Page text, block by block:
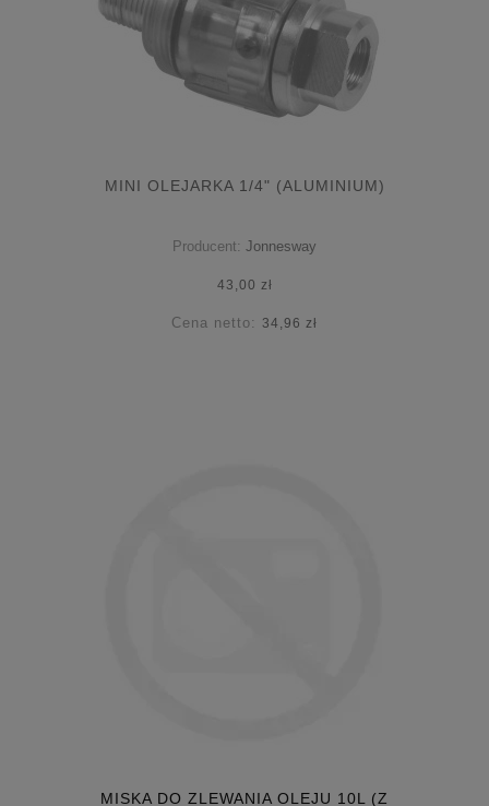
MINI OLEJARKA 1/4" (ALUMINIUM)
Producent: Jonnesway
43,00 zł
Cena netto: 34,96 zł
MISKA DO ZLEWANIA OLEJU 10L (Z